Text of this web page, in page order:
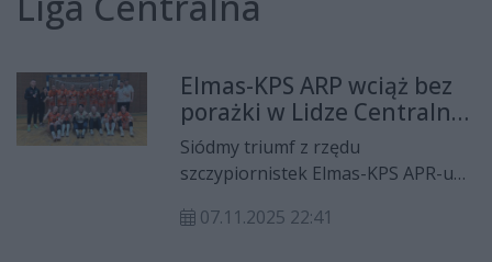
Elmas-KPS ARP wciąż bez
porażki w Lidze Centralnej
Kobiet!
Siódmy triumf z rzędu
szczypiornistek Elmas-KPS APR-u
tym razem radomianki pokonały
07.11.2025 22:41